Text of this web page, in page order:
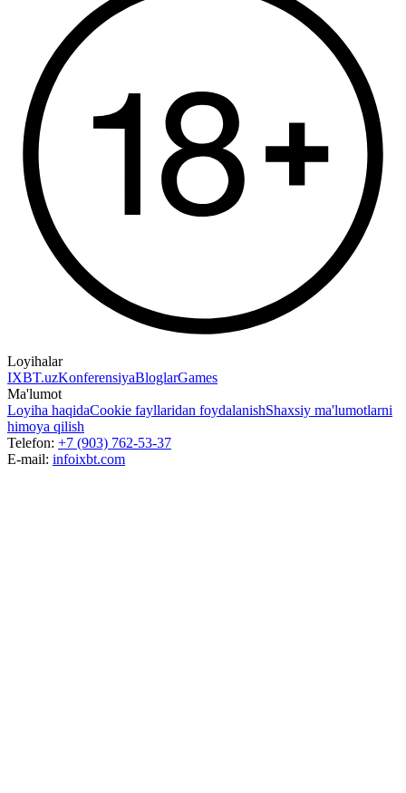
Loyihalar
IXBT.uzKonferensiyaBloglarGames
Ma'lumot
Loyiha haqidaCookie fayllaridan foydalanishShaxsiy ma'lumotlarni
himoya qilish
Telefon: +7 (903) 762-53-37
E-mail: infoixbt.com